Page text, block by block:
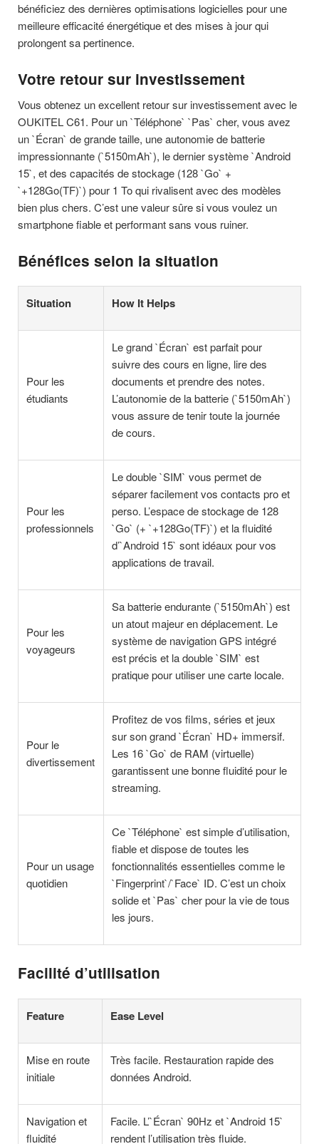
bénéficiez des dernières optimisations logicielles pour une
meilleure efficacité énergétique et des mises à jour qui
prolongent sa pertinence.
Votre retour sur investissement
Vous obtenez un excellent retour sur investissement avec le
OUKITEL C61. Pour un `Téléphone` `Pas` cher, vous avez
un `Écran` de grande taille, une autonomie de batterie
impressionnante (`5150mAh`), le dernier système `Android
15`, et des capacités de stockage (128 `Go` +
`+128Go(TF)`) pour 1 To qui rivalisent avec des modèles
bien plus chers. C’est une valeur sûre si vous voulez un
smartphone fiable et performant sans vous ruiner.
Bénéfices selon la situation
Situation How It Helps
Pour les
étudiants
Le grand `Écran` est parfait pour
suivre des cours en ligne, lire des
documents et prendre des notes.
L’autonomie de la batterie (`5150mAh`)
vous assure de tenir toute la journée
de cours.
Pour les
professionnels
Le double `SIM` vous permet de
séparer facilement vos contacts pro et
perso. L’espace de stockage de 128
`Go` (+ `+128Go(TF)`) et la fluidité
d’`Android 15` sont idéaux pour vos
applications de travail.
Pour les
voyageurs
Sa batterie endurante (`5150mAh`) est
un atout majeur en déplacement. Le
système de navigation GPS intégré
est précis et la double `SIM` est
pratique pour utiliser une carte locale.
Pour le
divertissement
Profitez de vos films, séries et jeux
sur son grand `Écran` HD+ immersif.
Les 16 `Go` de RAM (virtuelle)
garantissent une bonne fluidité pour le
streaming.
Pour un usage
quotidien
Ce `Téléphone` est simple d’utilisation,
fiable et dispose de toutes les
fonctionnalités essentielles comme le
`Fingerprint`/`Face` ID. C’est un choix
solide et `Pas` cher pour la vie de tous
les jours.
Facilité d’utilisation
Feature Ease Level
Mise en route
initiale
Très facile. Restauration rapide des
données Android.
Navigation et
fluidité
Facile. L’`Écran` 90Hz et `Android 15`
rendent l’utilisation très fluide.